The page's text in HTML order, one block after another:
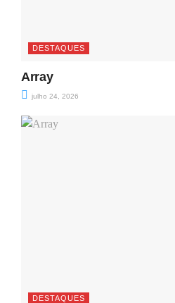
DESTAQUES
Array
julho 24, 2026
DESTAQUES